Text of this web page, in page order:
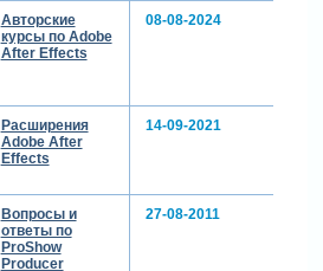
все плагины re:flex
используют маски для
эти методы можно
морфинг фотографий
Авторские
курсы по Adobe
After Effects
08-08-2024
Расширения
Adobe After
Effects
14-09-2021
Вопросы и
ответы по
ProShow
Producer
27-08-2011